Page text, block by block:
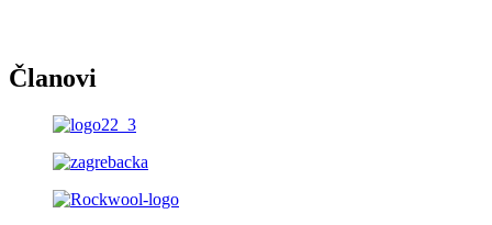
Članovi